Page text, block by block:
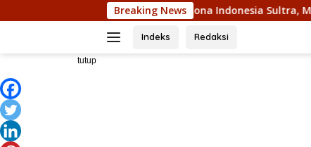
ke
Breaking News
I Pemilihan Nona Indonesia Sultra, Maliqa Aurora
Indeks Redaksi
tutup